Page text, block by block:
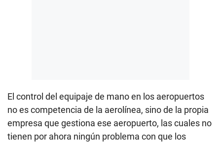
El control del equipaje de mano en los aeropuertos
no es competencia de la aerolínea, sino de la propia
empresa que gestiona ese aeropuerto, las cuales no
tienen por ahora ningún problema con que los